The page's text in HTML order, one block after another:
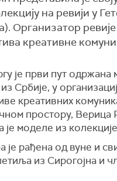
на ревији у
Организатор
креативне
је први пут одржана
Србије, у
креативних
простору, Верица
је моделе из колекције
је рађена од вуне и
из Сирогојна и